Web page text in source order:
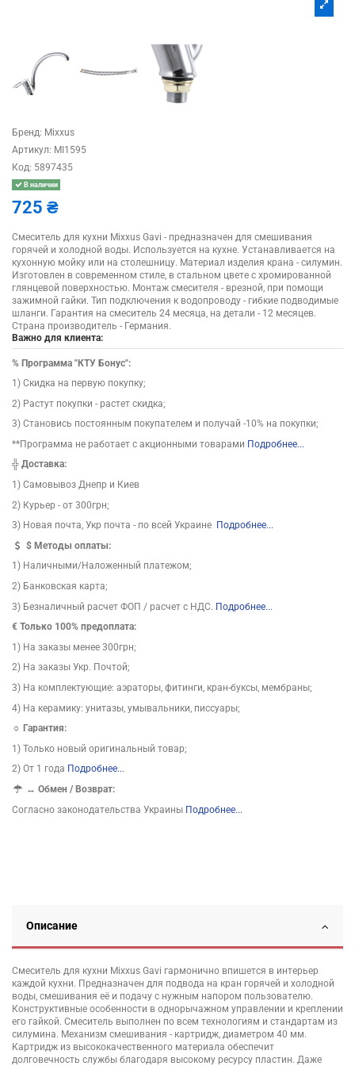
Бренд: Mixxus
Артикул: MI1595
Код: 5897435
В наличии
725 ₴
Смеситель для кухни Mixxus Gavi - предназначен для смешивания
горячей и холодной воды. Используется на кухне. Устанавливается на
кухонную мойку или на столешницу. Материал изделия крана - силумин.
Изготовлен в современном стиле, в стальном цвете с хромированной
глянцевой поверхностью. Монтаж смесителя - врезной, при помощи
зажимной гайки. Тип подключения к водопроводу - гибкие подводимые
шланги. Гарантия на смеситель 24 месяца, на детали - 12 месяцев.
Страна производитель - Германия.
Важно для клиента:
% Программа "КТУ Бонус":
1) Скидка на первую покупку;
2) Растут покупки - растет скидка;
3) Становись постоянным покупателем и получай -10% на покупки;
**Программа не работает с акционными товарами Подробнее...
╬ Доставка:
1) Самовывоз Днепр и Киев
2) Курьер - от 300грн;
3) Новая почта, Укр почта - по всей Украине Подробнее...
$Методы оплаты:
1) Наличными/Наложенный платежом;
2) Банковская карта;
3) Безналичный расчет ФОП / расчет с НДС. Подробнее...
€ Только 100% предоплата:
1) На заказы менее 300грн;
2) На заказы Укр. Почтой;
3) На комплектующие: аэраторы, фитинги, кран-буксы, мембраны;
4) На керамику: унитазы, умывальники, писсуары;
☼ Гарантия:
1) Только новый оригинальный товар;
2) От 1 года Подробнее...
↔Обмен / Возврат:
Согласно законодательства Украины Подробнее...
Описание
Смеситель для кухни Mixxus Gavi гармонично впишется в интерьер
каждой кухни. Предназначен для подвода на кран горячей и холодной
воды, смешивания её и подачу с нужным напором пользователю.
Конструктивные особенности в однорычажном управлении и креплении
его гайкой. Смеситель выполнен по всем технологиям и стандартам из
силумина. Механизм смешивания - картридж, диаметром 40 мм.
Картридж из высококачественного материала обеспечит
долговечность службы благодаря высокому ресурсу пластин. Даже